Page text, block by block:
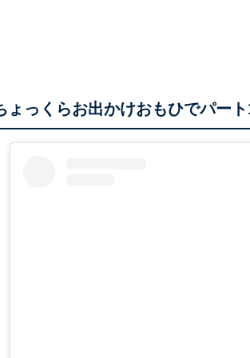
ょっくらお出かけおもひでパー